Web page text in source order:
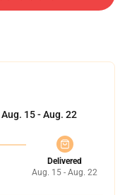
Aug. 15 - Aug. 22
Delivered
Aug. 15 - Aug. 22